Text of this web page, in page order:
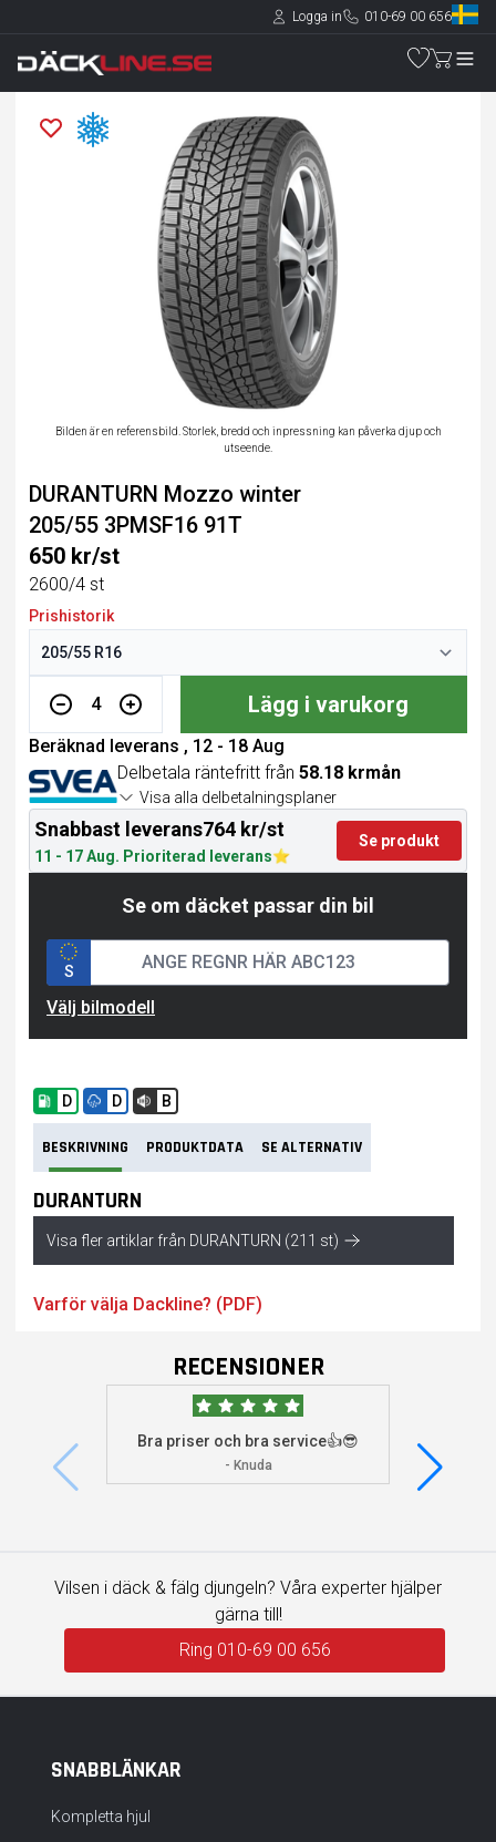
Logga in 010-69 00 656
Bilden är en referensbild. Storlek, bredd och inpressning kan påverka djup och
utseende.
DURANTURN Mozzo winter
205/55 3PMSF16 91T
650 kr/st
2600/4 st
Prishistorik
4 Lägg i varukorg
Beräknad leverans , 12 - 18 Aug
Delbetala räntefritt från 58.18 krmån
Visa alla delbetalningsplaner
Snabbast leverans764 kr/st
11 - 17 Aug. Prioriterad leverans
Se produkt
Se om däcket passar din bil
S
Välj bilmodell
D D B
BESKRIVNING PRODUKTDATA SE ALTERNATIV
DURANTURN
Visa fler artiklar från DURANTURN (211 st)
Varför välja Dackline? (PDF)
RECENSIONER
Bra priser och bra service👍😎
- Knuda
Vilsen i däck & fälg djungeln? Våra experter hjälper
gärna till!
Ring 010-69 00 656
SNABBLÄNKAR
Kompletta hjul